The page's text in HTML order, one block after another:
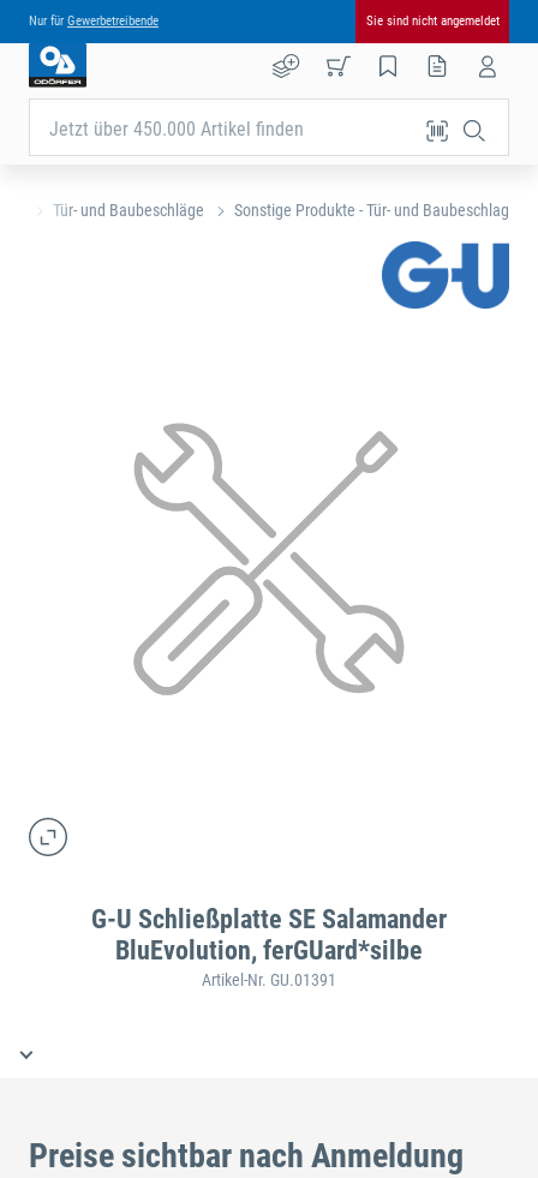
Nur für Gewerbetreibende Sie sind nicht angemeldet
Jetzt über 450.000 Artikel finden
Tür- und Baubeschläge Sonstige Produkte - Tür- und Baubeschlag
G-U Schließplatte SE Salamander
BluEvolution, ferGUard*silbe
Artikel-Nr. GU.01391
Preise sichtbar nach Anmeldung